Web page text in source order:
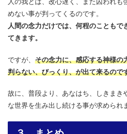
人の我とは、改心遅く、また囚われも
めない事が判ってくるのです。
人間の念力だけでは、何程のこともで
てきます。
ですが、 その念力に、感応する神様の
判らない、びっくり、が出て来るので
故に、普段より、あなはち、しきまき
な世界を生み出し続ける事が求められ